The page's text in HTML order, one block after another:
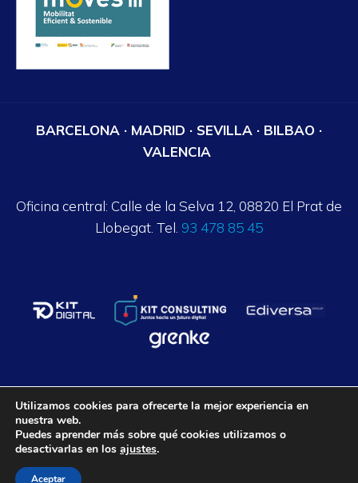
BARCELONA · MADRID · SEVILLA · BILBAO ·
VALENCIA
Oficina central: Calle de la Selva 12, 08820 El Prat de
Llobegat. Tel. 93 478 85 45
Axalpha Consulting ©
Aviso legal
Política de privacidad
Política de Cookies
Utilizamos cookies para ofrecerte la mejor experiencia en
nuestra web.
Puedes aprender más sobre qué cookies utilizamos o
desactivarlas en los ajustes.
Aceptar